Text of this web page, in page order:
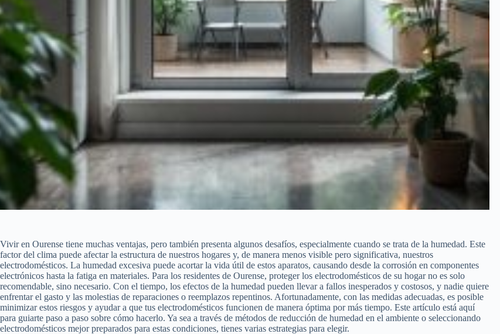
Vivir en Ourense tiene muchas ventajas, pero también presenta algunos desafíos, especialmente cuando se trata de la humedad. Este
factor del clima puede afectar la estructura de nuestros hogares y, de manera menos visible pero significativa, nuestros
electrodomésticos. La humedad excesiva puede acortar la vida útil de estos aparatos, causando desde la corrosión en componentes
electrónicos hasta la fatiga en materiales. Para los residentes de Ourense, proteger los electrodomésticos de su hogar no es solo
recomendable, sino necesario. Con el tiempo, los efectos de la humedad pueden llevar a fallos inesperados y costosos, y nadie quiere
enfrentar el gasto y las molestias de reparaciones o reemplazos repentinos. Afortunadamente, con las medidas adecuadas, es posible
minimizar estos riesgos y ayudar a que tus electrodomésticos funcionen de manera óptima por más tiempo. Este artículo está aquí
para guiarte paso a paso sobre cómo hacerlo. Ya sea a través de métodos de reducción de humedad en el ambiente o seleccionando
electrodomésticos mejor preparados para estas condiciones, tienes varias estrategias para elegir.